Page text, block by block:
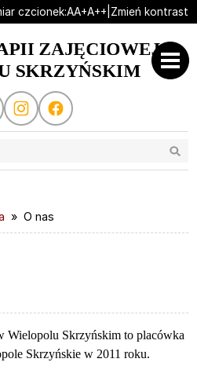
Przejdź do wyszukiwarki
czcionek:Ustaw domyślną
AUstaw większą
A+Ustaw największą
A++ Zmień kontrast
Youtube
Profil na instagram.com
Profil na facebook.com
O nas
Wielopolu Skrzyńskim to placówka
Skrzyńskie w 2011 roku.